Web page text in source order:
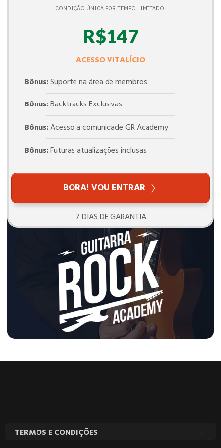
CONDIÇÃO ÚNICA POR TEMPO LIMITADO.
R$147
ACESSO VITALÍCIO
Bônus:Suporte na área de membros
Bônus:Backtracks Exclusivas
Bônus:Acesso a comunidade GR Academy
Bônus:Futuras atualizações inclusas
BORA! VOU ENTRAR
7 DIAS DE GARANTIA
TERMOS E CONDIÇÕES